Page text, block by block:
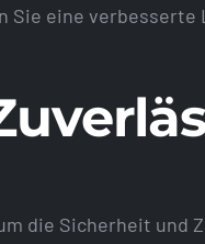
eine verbesserte
die Sicherheit und